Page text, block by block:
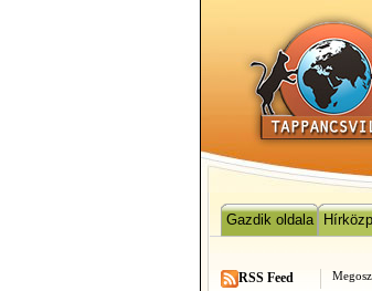
Gazdik oldala
RSS Feed